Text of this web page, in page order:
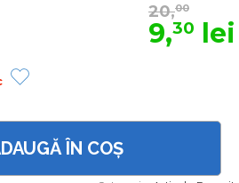
20,00
9,30 lei
ÎN COȘ